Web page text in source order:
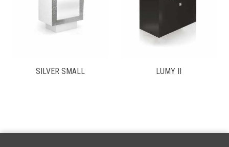
SILVER SMALL LUMY II